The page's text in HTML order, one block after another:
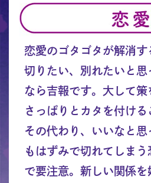
恋愛のゴタゴタが解消す
切りたい、別れたいと思
なら吉報です。大して策
さっぱりとカタを付ける
その代わり、いいなと
もはずみで切れてしま
で要注意。新しい関係